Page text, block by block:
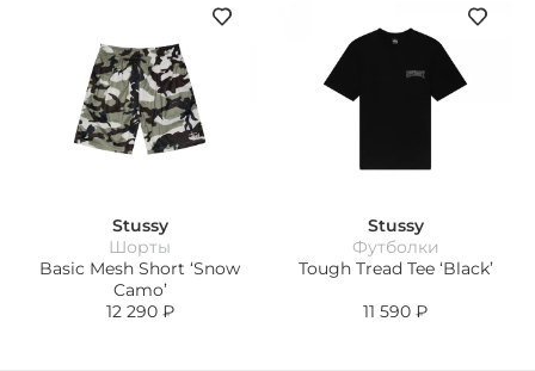
Stussy
Шорты
Basic Mesh Short ‘Snow
Camo’
12 290 ₽
Stussy
Футболки
Tough Tread Tee ‘Black’
11 590 ₽